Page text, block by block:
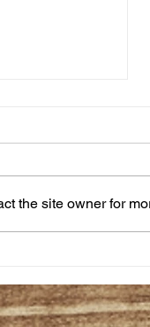
the site owner for